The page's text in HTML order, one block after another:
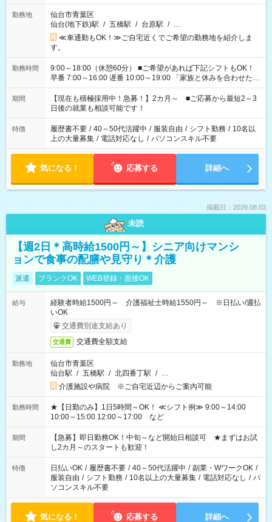
勤務地
仙台市青葉区
仙台(地下鉄)駅 / 五橋駅 / 台原駅 / …
≪車通勤もOK！≫ご自宅近くでご希望の勤務地を紹介しま
す。
勤務時間
9:00～18:00（休憩60分） ■ご希望があれば下記シフトもOK！
早番 7:00～16:00 遅番 10:00～19:00 「家族と休みを合わせた
い」 「余裕を持って夕飯の準備がしたい」 「できれば残業はし
たくない」 など、ご希望を教えてくださいね。 ※Wワーク希望
の方へ 今ご覧のお仕事で希望する勤務時間と、もう1つのお仕事
の勤務時間。 合計で週40時間を超える場合は応募できません。
期間
【現在も積極採用中！急募！】2カ月～ ■ご応募から最短2～3
日後の就業も相談可能です！
特徴 履歴書不要 / 40～50代活躍中 / 服装自由 / シフト勤務 / 10名以
上の大量募集 / 電話対応なし / パソコンスキル不要
気になる！ 応募する 詳細へ
掲載日：2026.08.03
未読
【週2日＊高時給1500円～】シニア向けマンシ
ョンで食事の配膳や見守り＊介護
派遣 ブランクOK WEB登録・面接OK
給与
経験者時給1500円～ 介護福祉士時給1550円～ ※日払い/週払
いOK
交通費別途支給あり
交通費 交通費全額支給
勤務地
仙台市青葉区
仙台駅 / 五橋駅 / 北四番丁駅 / …
介護施設や病院 ※ご自宅近辺からご案内可能
勤務時間
★【日勤のみ】1日5時間～OK！ ≪シフト例≫ 9:00～14:00
10:00～15:00 12:00～17:00 など
期間
【急募】即日勤務OK！中旬～など開始日相談可 ★まずはお試
し2カ月～のスタートも歓迎！
特徴 日払いOK / 履歴書不要 / 40～50代活躍中 / 副業・WワークOK /
服装自由 / シフト勤務 / 10名以上の大量募集 / 電話対応なし / パ
ソコンスキル不要
気になる！ 応募する 詳細へ